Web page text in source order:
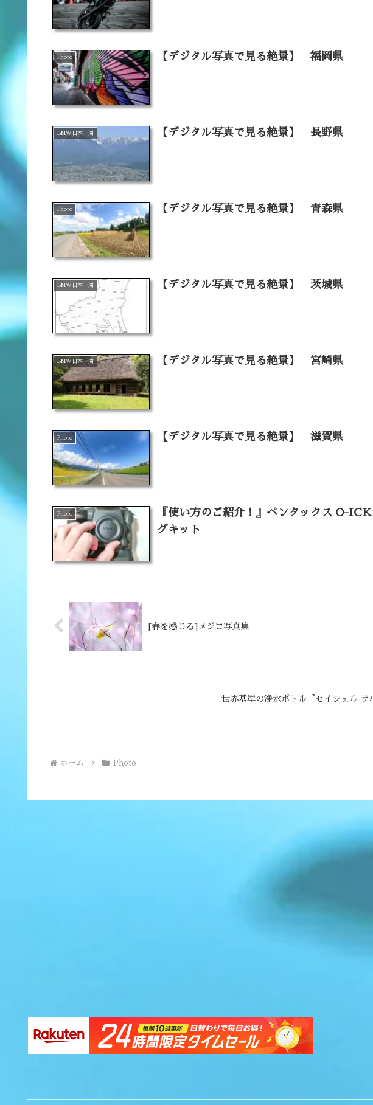
Photo 【デジタル写真で見る絶景】 福岡県
BMW日本一周 【デジタル写真で見る絶景】 長野県
Photo 【デジタル写真で見る絶景】 青森県
BMW日本一周 【デジタル写真で見る絶景】 茨城県
BMW日本一周 【デジタル写真で見る絶景】 宮崎県
Photo 【デジタル写真で見る絶景】 滋賀県
Photo
『使い方のご紹介！』ペンタックス O-
グキット
[春を感じる]メジロ写真集
世界基準の浄水ボトル『セイシェル サ
ホーム Photo